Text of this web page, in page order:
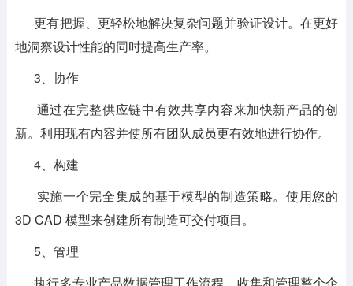
更有把握、更轻松地解决复杂问题并验证设计。在更好
地洞察设计性能的同时提高生产率。
3、协作
通过在完整供应链中有效共享内容来加快新产品的创
新。利用现有内容并使所有团队成员更有效地进行协作。
4、构建
实施一个完全集成的基于模型的制造策略。使用您的
3D CAD 模型来创建所有制造可交付项目。
5、管理